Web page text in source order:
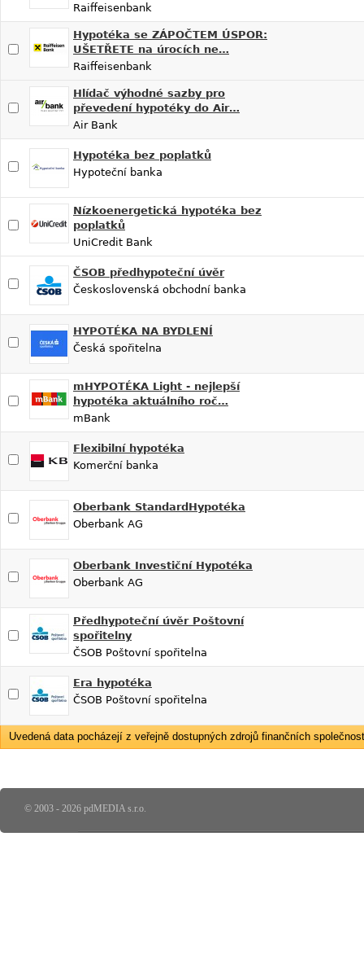
Raiffeisenbank
Hypotéka se ZÁPOČTEM ÚSPOR:
UŠETŘETE na úrocích ne…
Raiffeisenbank
Hlídač výhodné sazby pro
převedení hypotéky do Air…
Air Bank
Hypotéka bez poplatků
Hypoteční banka
Nízkoenergetická hypotéka bez
poplatků
UniCredit Bank
ČSOB předhypoteční úvěr
Československá obchodní banka
HYPOTÉKA NA BYDLENÍ
Česká spořitelna
mHYPOTÉKA Light - nejlepší
hypotéka aktuálního roč…
mBank
Flexibilní hypotéka
Komerční banka
Oberbank StandardHypotéka
Oberbank AG
Oberbank Investiční Hypotéka
Oberbank AG
Předhypoteční úvěr Poštovní
spořitelny
ČSOB Poštovní spořitelna
Era hypotéka
ČSOB Poštovní spořitelna
Uvedená data pocházejí z veřejně dostupných zdrojů finančních
© 2003 - 2026 pdMEDIA s.r.o.